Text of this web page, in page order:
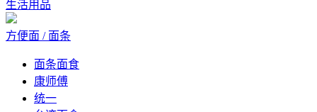
生活用品
方便面 / 面条
面条面食
康师傅
统一